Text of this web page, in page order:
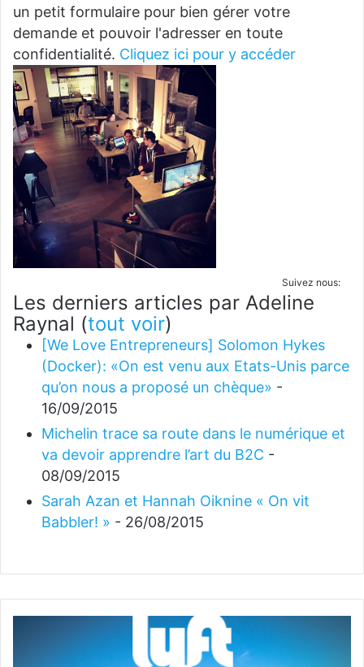
un petit formulaire pour bien gérer votre
demande et pouvoir l'adresser en toute
confidentialité. Cliquez ici pour y accéder
Suivez nous:
Les derniers articles par Adeline
Raynal (tout voir)
[We Love Entrepreneurs] Solomon Hykes
(Docker): «On est venu aux Etats-Unis parce
qu’on nous a proposé un chèque» -
16/09/2015
Michelin trace sa route dans le numérique et
va devoir apprendre l’art du B2C -
08/09/2015
Sarah Azan et Hannah Oiknine « On vit
Babbler! » - 26/08/2015